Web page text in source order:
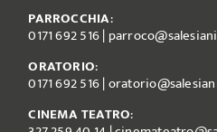
PARROCCHIA:
0171 692 516|
ORATORIO:
0171 692 516|
CINEMA TEATRO: